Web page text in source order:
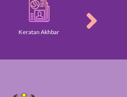
Keratan Akhbar